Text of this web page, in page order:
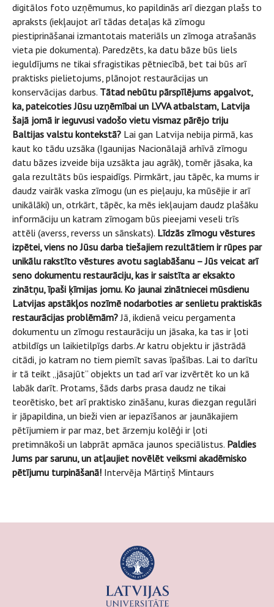
digitālos foto uzņēmumus, ko papildinās arī diezgan plašs to
apraksts (iekļaujot arī tādas detaļas kā zīmogu
piestiprināšanai izmantotais materiāls un zīmoga atrašanās
vieta pie dokumenta). Paredzēts, ka datu bāze būs liels
ieguldījums ne tikai sfragistikas pētniecībā, bet tai būs arī
praktisks pielietojums, plānojot restaurācijas un
konservācijas darbus. Tātad nebūtu pārspīlējums apgalvot,
ka, pateicoties Jūsu uzņēmībai un LVVA atbalstam, Latvija
šajā jomā ir ieguvusi vadošo vietu vismaz pārējo triju
Baltijas valstu kontekstā? Lai gan Latvija nebija pirmā, kas
kaut ko tādu uzsāka (Igaunijas Nacionālajā arhīvā zīmogu
datu bāzes izveide bija uzsākta jau agrāk), tomēr jāsaka, ka
gala rezultāts būs iespaidīgs. Pirmkārt, jau tāpēc, ka mums ir
daudz vairāk vaska zīmogu (un es pieļauju, ka mūsējie ir arī
unikālāki) un, otrkārt, tāpēc, ka mēs iekļaujam daudz plašāku
informāciju un katram zīmogam būs pieejami veseli trīs
attēli (averss, reverss un sānskats). Līdzās zīmogu vēstures
izpētei, viens no Jūsu darba tiešajiem rezultātiem ir rūpes par
unikālu rakstīto vēstures avotu saglabāšanu – Jūs veicat arī
seno dokumentu restaurāciju, kas ir saistīta ar eksakto
zinātņu, īpaši ķīmijas jomu. Ko jaunai zinātniecei mūsdienu
Latvijas apstākļos nozīmē nodarboties ar senlietu praktiskās
restaurācijas problēmām?Jā, ikdienā veicu pergamenta
dokumentu un zīmogu restaurāciju un jāsaka, ka tas ir ļoti
atbildīgs un laikietilpīgs darbs. Ar katru objektu ir jāstrādā
citādi, jo katram no tiem piemīt savas īpašības. Lai to darītu
ir tā teikt „jāsajūt” objekts un tad arī var izvērtēt ko un kā
labāk darīt. Protams, šāds darbs prasa daudz ne tikai
teorētisko, bet arī praktisko zināšanu, kuras diezgan regulāri
ir jāpapildina, un bieži vien ar iepazīšanos ar jaunākajiem
pētījumiem ir par maz, bet ārzemju kolēģi ir ļoti
pretimnākoši un labprāt apmāca jaunos speciālistus. Paldies
Jums par sarunu, un atļaujiet novēlēt veiksmi akadēmisko
pētījumu turpināšanā! Intervēja Mārtiņš Mintaurs